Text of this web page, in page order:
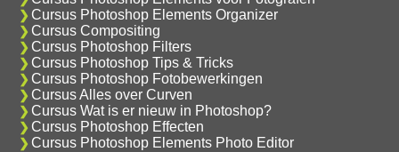
Cursus Photoshop Elements Organizer
Cursus Compositing
Cursus Photoshop Filters
Cursus Photoshop Tips & Tricks
Cursus Photoshop Fotobewerkingen
Cursus Alles over Curven
Cursus Wat is er nieuw in Photoshop?
Cursus Photoshop Effecten
Cursus Photoshop Elements Photo Editor